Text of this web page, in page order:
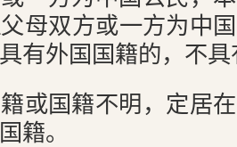
母双方或一方为中
有外国国籍的，不
或国籍不明，定居
籍。